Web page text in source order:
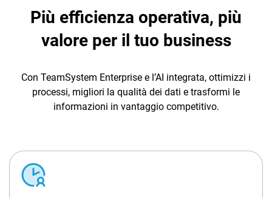
Più efficienza operativa, più
valore per il tuo business
Con TeamSystem Enterprise e l’AI integrata, ottimizzi i
processi, migliori la qualità dei dati e trasformi le
informazioni in vantaggio competitivo.